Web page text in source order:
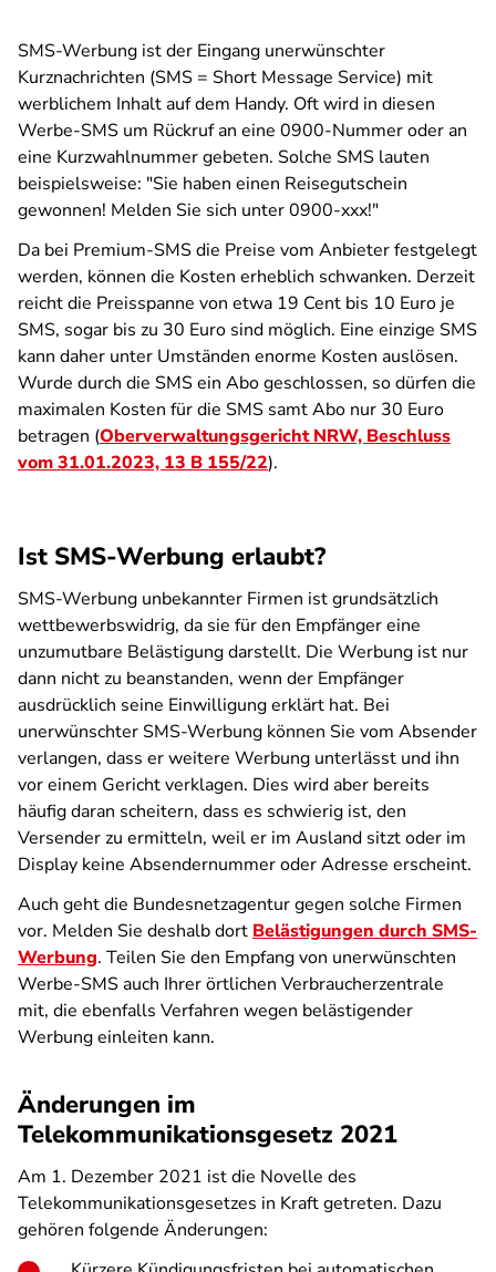
SMS-Werbung ist der Eingang unerwünschter
Kurznachrichten (SMS = Short Message Service) mit
werblichem Inhalt auf dem Handy. Oft wird in diesen
Werbe-SMS um Rückruf an eine 0900-Nummer oder an
eine Kurzwahlnummer gebeten. Solche SMS lauten
beispielsweise: "Sie haben einen Reisegutschein
gewonnen! Melden Sie sich unter 0900-xxx!"
Da bei Premium-SMS die Preise vom Anbieter festgelegt
werden, können die Kosten erheblich schwanken. Derzeit
reicht die Preisspanne von etwa 19 Cent bis 10 Euro je
SMS, sogar bis zu 30 Euro sind möglich. Eine einzige SMS
kann daher unter Umständen enorme Kosten auslösen.
Wurde durch die SMS ein Abo geschlossen, so dürfen die
maximalen Kosten für die SMS samt Abo nur 30 Euro
betragen (Oberverwaltungsgericht NRW, Beschluss
vom 31.01.2023, 13 B 155/22).
Ist SMS-Werbung erlaubt?
SMS-Werbung unbekannter Firmen ist grundsätzlich
wettbewerbswidrig, da sie für den Empfänger eine
unzumutbare Belästigung darstellt. Die Werbung ist nur
dann nicht zu beanstanden, wenn der Empfänger
ausdrücklich seine Einwilligung erklärt hat. Bei
unerwünschter SMS-Werbung können Sie vom Absender
verlangen, dass er weitere Werbung unterlässt und ihn
vor einem Gericht verklagen. Dies wird aber bereits
häufig daran scheitern, dass es schwierig ist, den
Versender zu ermitteln, weil er im Ausland sitzt oder im
Display keine Absendernummer oder Adresse erscheint.
Auch geht die Bundesnetzagentur gegen solche Firmen
vor. Melden Sie deshalb dort Belästigungen durch SMS-
Werbung. Teilen Sie den Empfang von unerwünschten
Werbe-SMS auch Ihrer örtlichen Verbraucherzentrale
mit, die ebenfalls Verfahren wegen belästigender
Werbung einleiten kann.
Änderungen im
Telekommunikationsgesetz 2021
Am 1. Dezember 2021 ist die Novelle des
Telekommunikationsgesetzes in Kraft getreten. Dazu
gehören folgende Änderungen: